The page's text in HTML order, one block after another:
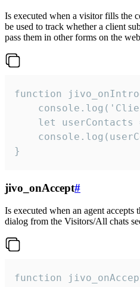
Is executed when a visitor fills the
be used to track whether a client
pass them in other forms on the
function
let userContacts
}
jivo_onAccept#
Is executed when an agent accepts
dialog from the Visitors/All chats
function